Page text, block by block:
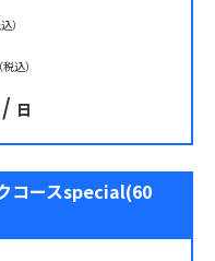
）
（税込）
/ 日
コースspecial(60